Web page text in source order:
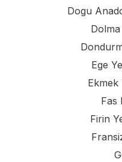
Dogu
Ege
Ekmek
Fas
Firin